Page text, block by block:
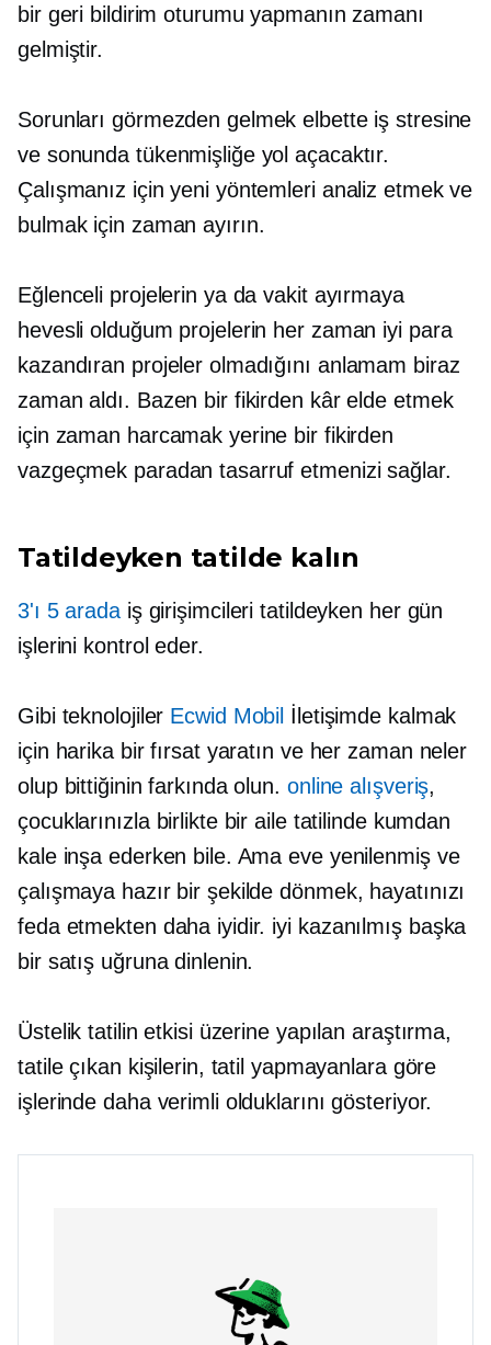
bir geri bildirim oturumu yapmanın zamanı
gelmiştir.
Sorunları görmezden gelmek elbette iş stresine
ve sonunda tükenmişliğe yol açacaktır.
Çalışmanız için yeni yöntemleri analiz etmek ve
bulmak için zaman ayırın.
Eğlenceli projelerin ya da vakit ayırmaya
hevesli olduğum projelerin her zaman iyi para
kazandıran projeler olmadığını anlamam biraz
zaman aldı. Bazen bir fikirden kâr elde etmek
için zaman harcamak yerine bir fikirden
vazgeçmek paradan tasarruf etmenizi sağlar.
Tatildeyken tatilde kalın
3'ı 5 aradaiş girişimcileri tatildeyken her gün
işlerini kontrol eder.
Gibi teknolojiler Ecwid Mobil İletişimde kalmak
için harika bir fırsat yaratın ve her zaman neler
olup bittiğinin farkında olun. online alışveriş,
çocuklarınızla birlikte bir aile tatilinde kumdan
kale inşa ederken bile. Ama eve yenilenmiş ve
çalışmaya hazır bir şekilde dönmek, hayatınızı
feda etmekten daha iyidir. iyi kazanılmışbaşka
bir satış uğruna dinlenin.
Üstelik tatilin etkisi üzerine yapılan araştırma,
tatile çıkan kişilerin, tatil yapmayanlara göre
işlerinde daha verimli olduklarını gösteriyor.